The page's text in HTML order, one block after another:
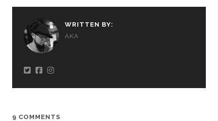
WRITTEN BY:
AKA
9 COMMENTS